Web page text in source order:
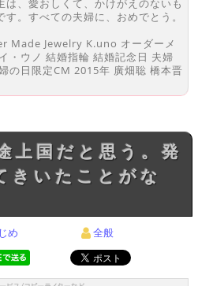
は、愛おしくて、かけがえのないも
。すべての夫婦に、おめでとう。
Made Jewelry K.uno オーダーメ
・ウノ 結婚指輪 結婚記念日 夫婦
の日限定CM 2015年 廣畑聡 橋本晋
きいたことがな
め 全般